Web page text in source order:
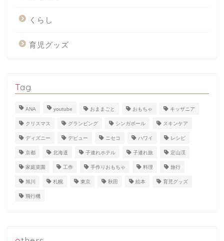
くらし
育児グッズ
Tag
ANA youtube おままごと おもちゃ キッザニア
クリスマス グランピング シンガポール スキンケア
ディズニー デビュー ニセコ ハワイ レシピ
京都 北海道 子連れホテル 子連れ旅 定山渓
家庭菜園 工作 手作りおもちゃ 料理 旅行
旭川 札幌 東京 秋田 絵本 育児グッズ
飛行機